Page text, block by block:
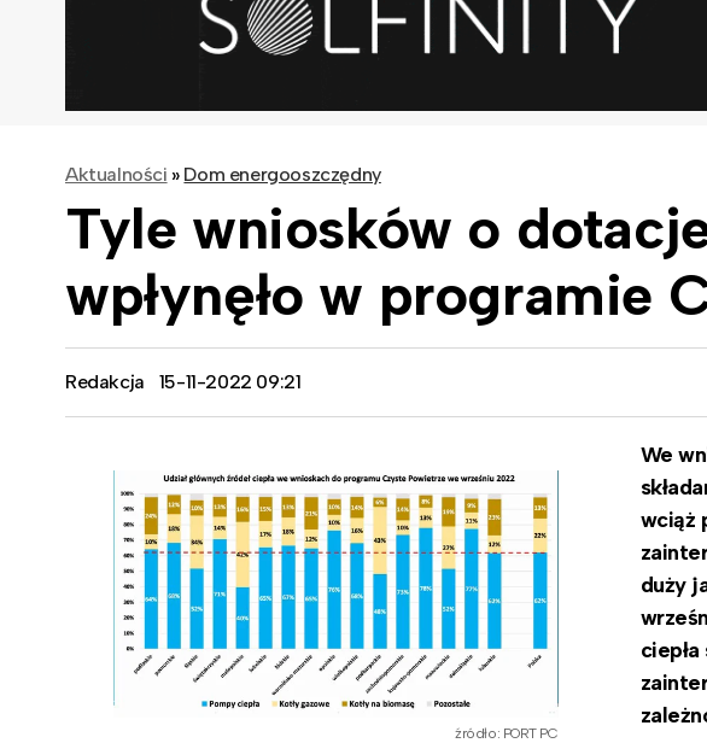
Aktualności » Dom energooszczędny
Tyle wniosków o
wpłynęło w programie
Redakcja 15-11-2022 09:21
źródło: PORT PC
We
wciąż
duży